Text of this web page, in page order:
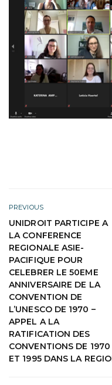
PREVIOUS
UNIDROIT PARTICIPE A
LA CONFERENCE
REGIONALE ASIE-
PACIFIQUE POUR
CELEBRER LE 50EME
ANNIVERSAIRE DE LA
CONVENTION DE
L’UNESCO DE 1970 –
APPEL A LA
RATIFICATION DES
CONVENTIONS DE 1970
ET 1995 DANS LA